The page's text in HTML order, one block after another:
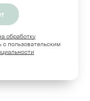
c пользовательским